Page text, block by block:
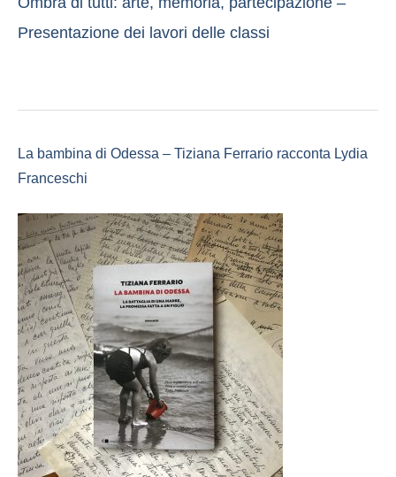
Presentazione dei lavori delle classi
La bambina di Odessa – Tiziana Ferrario racconta Lydia
Franceschi